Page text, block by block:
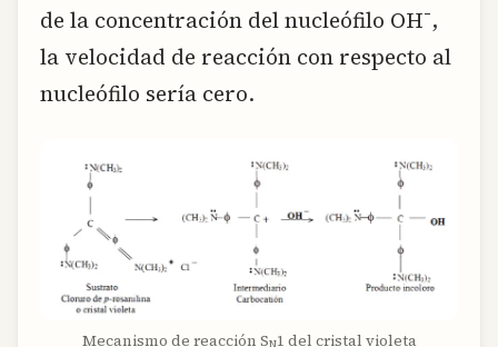
de la concentración del nucleófilo OH¯,
la velocidad de reacción con respecto al
nucleófilo sería cero.
Mecanismo de reacción S 1 del cristal violeta